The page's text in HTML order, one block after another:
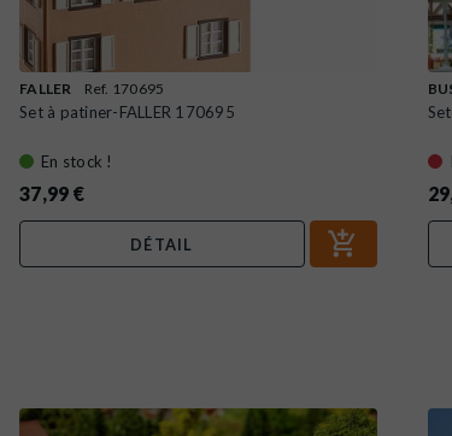
FALLER Ref. 170695
Set à patiner-FALLER 170695
En stock !
37,99 €
DÉTAIL